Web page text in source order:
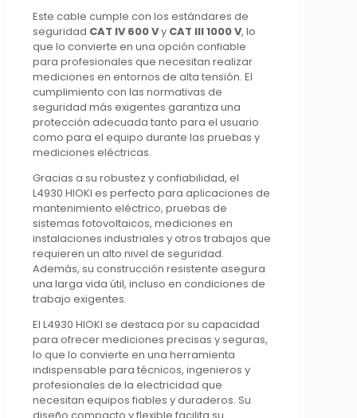
Este cable cumple con los estándares de
seguridad CAT IV 600 Vy CAT III 1000 V, lo
que lo convierte en una opción confiable
para profesionales que necesitan realizar
mediciones en entornos de alta tensión. El
cumplimiento con las normativas de
seguridad más exigentes garantiza una
protección adecuada tanto para el usuario
como para el equipo durante las pruebas y
mediciones eléctricas.
Gracias a su robustez y confiabilidad, el
L4930 HIOKI es perfecto para aplicaciones de
mantenimiento eléctrico, pruebas de
sistemas fotovoltaicos, mediciones en
instalaciones industriales y otros trabajos que
requieren un alto nivel de seguridad.
Además, su construcción resistente asegura
una larga vida útil, incluso en condiciones de
trabajo exigentes.
El L4930 HIOKI se destaca por su capacidad
para ofrecer mediciones precisas y seguras,
lo que lo convierte en una herramienta
indispensable para técnicos, ingenieros y
profesionales de la electricidad que
necesitan equipos fiables y duraderos. Su